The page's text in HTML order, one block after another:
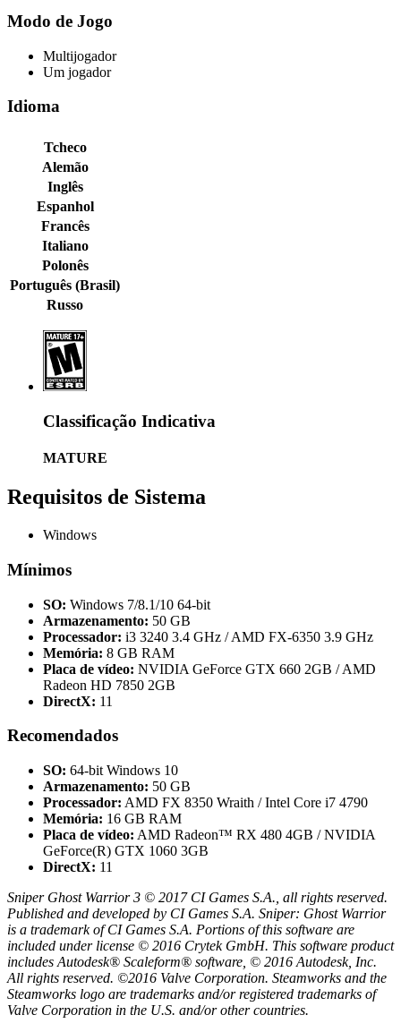
Modo de Jogo
Multijogador
Um jogador
Idioma
Tcheco
Alemão
Inglês
Espanhol
Francês
Italiano
Polonês
Português (Brasil)
Russo
Classificação Indicativa
MATURE
Requisitos de Sistema
Windows
Mínimos
SO: Windows 7/8.1/10 64-bit
Armazenamento: 50 GB
Processador: i3 3240 3.4 GHz / AMD FX-6350 3.9 GHz
Memória: 8 GB RAM
Placa de vídeo: NVIDIA GeForce GTX 660 2GB / AMD
Radeon HD 7850 2GB
DirectX: 11
Recomendados
SO: 64-bit Windows 10
Armazenamento: 50 GB
Processador: AMD FX 8350 Wraith / Intel Core i7 4790
Memória: 16 GB RAM
Placa de vídeo: AMD Radeon™ RX 480 4GB / NVIDIA
GeForce(R) GTX 1060 3GB
DirectX: 11
Sniper Ghost Warrior 3 © 2017 CI Games S.A., all rights reserved.
Published and developed by CI Games S.A. Sniper: Ghost Warrior
is a trademark of CI Games S.A. Portions of this software are
included under license © 2016 Crytek GmbH. This software product
includes Autodesk® Scaleform® software, © 2016 Autodesk, Inc.
All rights reserved. ©2016 Valve Corporation. Steamworks and the
Steamworks logo are trademarks and/or registered trademarks of
Valve Corporation in the U.S. and/or other countries.